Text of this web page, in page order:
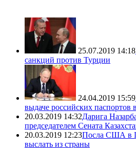
25.07.2019 14:18
санкций против Турции
24.04.2019 15:59
выдаче российских паспортов
20.03.2019 14:32Дарига
председателем Сената
20.03.2019 12:23Посла США в
выслать из страны